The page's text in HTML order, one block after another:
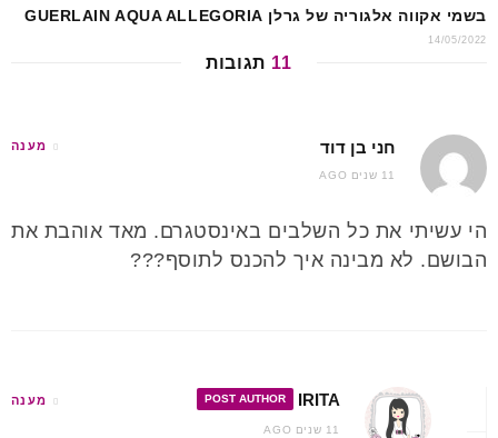
בשמי אקווה אלגוריה של גרלן GUERLAIN AQUA ALLEGORIA
14/05/2022
11 תגובות
חני בן דוד
11 שנים AGO
מענה
הי עשיתי את כל השלבים באינסטגרם. מאד אוהבת את
הבושם. לא מבינה איך להכנס לתוסף???
IRITA
POST AUTHOR
11 שנים AGO
מענה